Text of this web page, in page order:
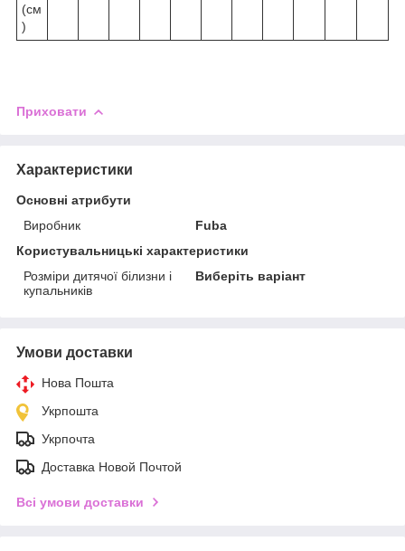
(см
)
Приховати
Характеристики
Основні атрибути
Виробник
Fuba
Користувальницькі характеристики
Розміри дитячої білизни і
купальників
Виберіть варіант
Умови доставки
Нова Пошта
Укрпошта
Укрпочта
Доставка Новой Почтой
Всі умови доставки